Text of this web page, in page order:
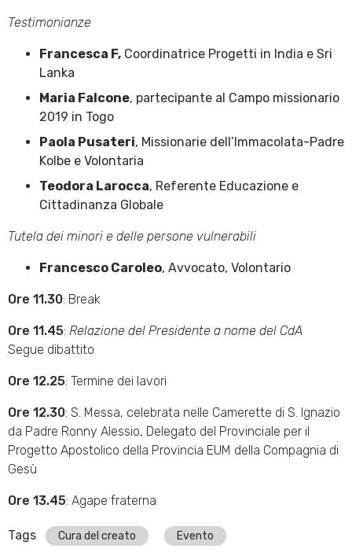
Testimonianze
Francesca F, Coordinatrice Progetti in India e Sri
Lanka
Maria Falcone, partecipante al Campo missionario
2019 in Togo
Paola Pusateri, Missionarie dell’Immacolata-Padre
Kolbe e Volontaria
Teodora Larocca, Referente Educazione e
Cittadinanza Globale
Tutela dei minori e delle persone vulnerabili
Francesco Caroleo, Avvocato, Volontario
Ore 11.30: Break
Ore 11.45: Relazione del Presidente a nome del CdA
Segue dibattito
Ore 12.25: Termine dei lavori
Ore 12.30: S. Messa, celebrata nelle Camerette di S. Ignazio
da Padre Ronny Alessio, Delegato del Provinciale per il
Progetto Apostolico della Provincia EUM della Compagnia di
Gesù
Ore 13.45: Agape fraterna
Tags Cura del creato Evento